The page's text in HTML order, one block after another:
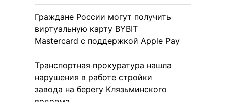
Граждане России могут получить
виртуальную карту BYBIT
Mastercard с поддержкой Apple Pay
Транспортная прокуратура нашла
нарушения в работе стройки
завода на берегу Клязьминского